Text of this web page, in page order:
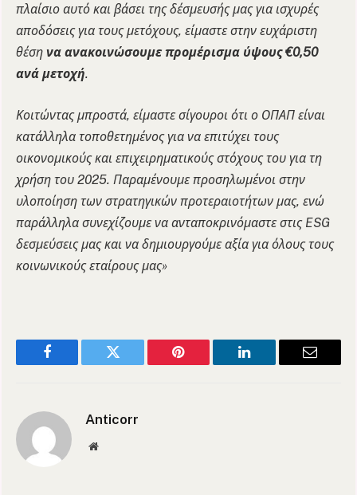
πλαίσιο αυτό και βάσει της δέσμευσής μας για ισχυρές
αποδόσεις για τους μετόχους, είμαστε στην ευχάριστη
θέση να ανακοινώσουμε προμέρισμα ύψους €0,50
ανά μετοχή.
Κοιτώντας μπροστά, είμαστε σίγουροι ότι ο OΠΑΠ είναι
κατάλληλα τοποθετημένος για να επιτύχει τους
οικονομικούς και επιχειρηματικούς στόχους του για τη
χρήση του 2025. Παραμένουμε προσηλωμένοι στην
υλοποίηση των στρατηγικών προτεραιοτήτων μας, ενώ
παράλληλα συνεχίζουμε να ανταποκρινόμαστε στις ESG
δεσμεύσεις μας και να δημιουργούμε αξία για όλους τους
κοινωνικούς εταίρους μας»
Facebook Twitter Pinterest LinkedIn Email
Anticorr
Website